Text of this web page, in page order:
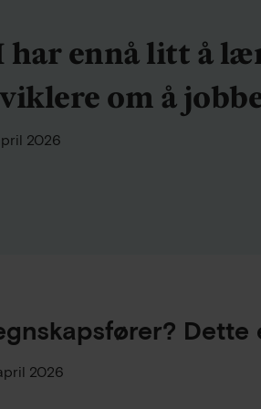
har ennå litt å
om å
2026
2026